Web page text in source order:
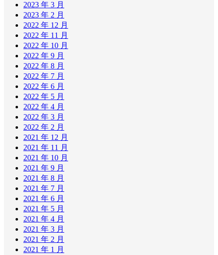
2023 年 3 月
2023 年 2 月
2022 年 12 月
2022 年 11 月
2022 年 10 月
2022 年 9 月
2022 年 8 月
2022 年 7 月
2022 年 6 月
2022 年 5 月
2022 年 4 月
2022 年 3 月
2022 年 2 月
2021 年 12 月
2021 年 11 月
2021 年 10 月
2021 年 9 月
2021 年 8 月
2021 年 7 月
2021 年 6 月
2021 年 5 月
2021 年 4 月
2021 年 3 月
2021 年 2 月
2021 年 1 月